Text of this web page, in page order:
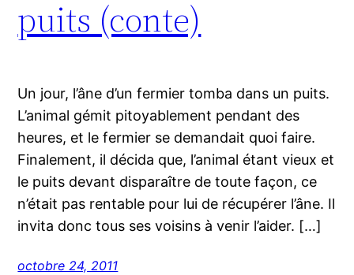
puits (conte)
Un jour, l’âne d’un fermier tomba dans un puits.
L’animal gémit pitoyablement pendant des
heures, et le fermier se demandait quoi faire.
Finalement, il décida que, l’animal étant vieux et
le puits devant disparaître de toute façon, ce
n’était pas rentable pour lui de récupérer l’âne. Il
invita donc tous ses voisins à venir l’aider. […]
octobre 24, 2011